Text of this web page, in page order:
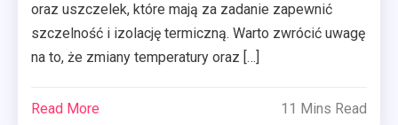
oraz uszczelek, które mają za zadanie zapewnić
szczelność i izolację termiczną. Warto zwrócić uwagę
na to, że zmiany temperatury oraz […]
Read More 11 Mins Read